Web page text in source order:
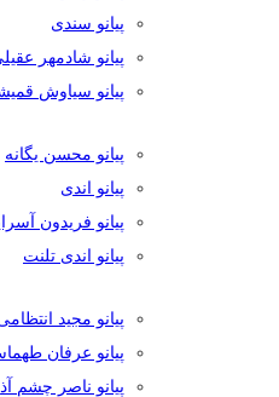
پیانو سندی
پیانو شادمهر
پیانو سیاوش
پیانو محسن یگانه
پیانو اندی
پیانو فریدون
پیانو اندی تلنت
پیانو مجید
پیانو عرفان
پیانو ناصر چشم